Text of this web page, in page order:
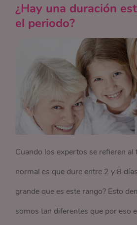
¿Hay una duración
el periodo?
Cuando los expertos se refieren al
normal es que dure entre 2 y 8
grande que es este rango? Esto
somos tan diferentes que por eso